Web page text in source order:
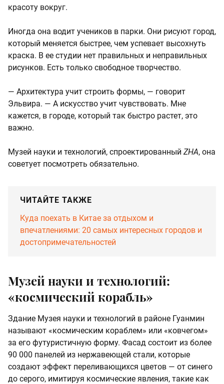
красоту вокруг.
Иногда она водит учеников в парки. Они рисуют город,
который меняется быстрее, чем успевает высохнуть
краска. В ее студии нет правильных и неправильных
рисунков. Есть только свободное творчество.
— Архитектура учит строить формы, — говорит
Эльвира. — А искусство учит чувствовать. Мне
кажется, в городе, который так быстро растет, это
важно.
Музей науки и технологий, спроектированный ZHA, она
советует посмотреть обязательно.
ЧИТАЙТЕ ТАКЖЕ
Куда поехать в Китае за отдыхом и
впечатлениями: 20 самых интересных городов и
достопримечательностей
Музей науки и технологий:
«космический корабль»
Здание Музея науки и технологий в районе Гуанмин
называют «космическим кораблем» или «ковчегом»
за его футуристичную форму. Фасад состоит из более
90 000 панелей из нержавеющей стали, которые
создают эффект переливающихся цветов — от синего
до серого, имитируя космические явления, такие как